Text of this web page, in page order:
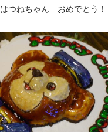
はつねちゃん おめでとう！